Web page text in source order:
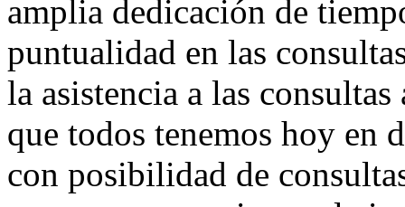
amplia dedicación de
puntualidad en las
la asistencia a las
que todos tenemos hoy en
con posibilidad de